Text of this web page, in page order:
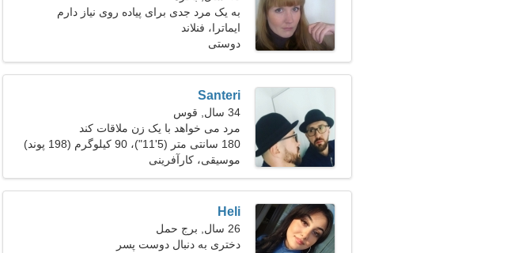
به یک مرد جدی برای پیاده روی نیاز دارم
ایماترا، فنلاند
دوستی
Santeri
34 سال, قوس
مرد می خواهد با یک زن ملاقات کند
180 سانتی متر (5'11")، 90 کیلوگرم (198 پوند)
موسیقی، کارآفرینی
Heli
26 سال, برج حمل
دختری به دنبال دوست پسر